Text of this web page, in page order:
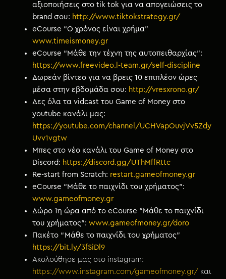
αξιοποιήσεις στο tik tok για να απογειώσεις το
brand σου: http://www.tiktokstrategy.gr/
eCourse “Ο χρόνος είναι χρήμα”
www.timeismoney.gr
eCourse “Μάθε την τέχνη της αυτοπειθαρχίας”:
https://www.freevideo.l-team.gr/self-discipline
Δωρεάν βίντεο για να βρεις 10 επιπλέον ώρες
μέσα στην εβδομάδα σου: http://vresxrono.gr/
Δες όλα τα vidcast του Game of Money στο
youtube κανάλι μας:
https://youtube.com/channel/UCHVapOuvjVv5Zdy
Uvv1vgtw
Μπες στο νέο κανάλι του Game of Money στο
Discord: https://discord.gg/UThMffRttc
Re-start from Scratch: restart.gameofmoney.gr
eCourse “Μάθε το παιχνίδι του χρήματος”:
www.gameofmoney.gr
Δώρο 1η ώρα από το eCourse “Μάθε το παιχνίδι
του χρήματος”:www.gameofmoney.gr/doro
Πακέτο “Μάθε το παιχνίδι του χρήματος”
https://bit.ly/3fSiDl9
Ακολούθησε μας στο instagram:
https://www.instagram.com/gameofmoney.gr/ και